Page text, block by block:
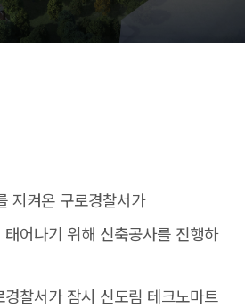
지켜온 구로경찰서가
어나기 위해 신축공사를 진행하
찰서가 잠시 신도림 테크노마트